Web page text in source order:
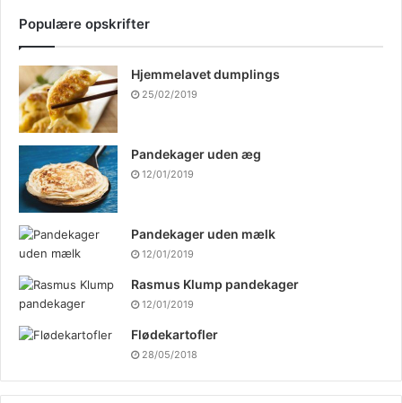
Populære opskrifter
Hjemmelavet dumplings
25/02/2019
Pandekager uden æg
12/01/2019
Pandekager uden mælk
12/01/2019
Rasmus Klump pandekager
12/01/2019
Flødekartofler
28/05/2018